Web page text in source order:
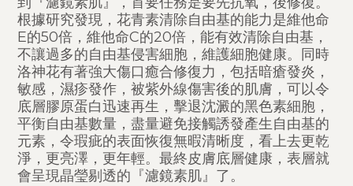
根據研究發現，花青素清除自由基的能力是維他命
E的50倍，維他命C的20倍，能有效清除自由基，
不讓過多的自由基侵害細胞，維護細胞健康。同時
洛神花有著強大傷口癒合修復力，包括暗瘡發炎，
敏感，濕疹發作，被紫外線傷害後的肌膚，可以令
底層膠原蛋白迅速再生，擊退沈澱的黑色素細胞，
平衡自由基數量，盡量避免接觸誘發產生自由基的
元素，令瑕疵的表面恢復無暇清晰度，看上去更乾
淨，更亮澤，更年輕。最終皮膚底層健康，表層就
會呈現晶瑩剔透的『濾鏡素肌』了。